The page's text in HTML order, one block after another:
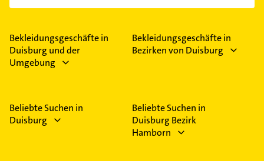
Das Angebot umfasst unter anderem fashion,
Kollektionen.
Bekleidungsgeschäfte in
Duisburg und der
Umgebung
Bekleidungsgeschäfte in
Bezirken von Duisburg
Beliebte Suchen in
Duisburg
Beliebte Suchen in
Duisburg Bezirk
Hamborn